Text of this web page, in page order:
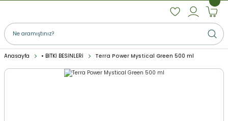
Anasayfa • BİTKİ BESİNLERİ Terra Power Mystical Green 500 ml